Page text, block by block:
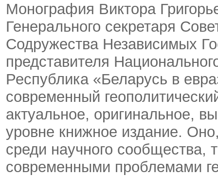
Монография Виктора
Генерального секретаря
Содружества Независимых
представителя
Республика «Беларусь в
современный
актуальное, оригинальное,
уровне книжное издание.
среди научного сообщества,
современными проблемами